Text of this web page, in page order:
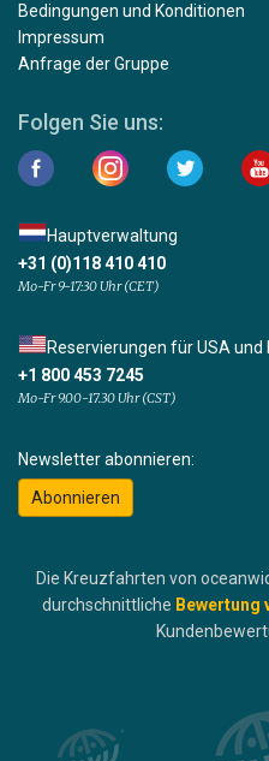
Bedingungen und Konditionen
Impressum
Anfrage der Gruppe
Folgen Sie uns:
Hauptverwaltung
+31 (0)118 410 410
Mo-Fr 9-17:30 Uhr (CET)
Reservierungen für USA und
+1 800 453 7245
Mo-Fr 9.00-17.30 Uhr (CST)
Newsletter abonnieren:
Abonnieren
Die Kreuzfahrten von
durchschnittliche Bewertung